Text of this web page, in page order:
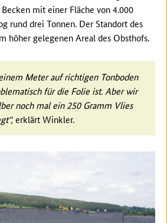
mit einer Fläche von 4.000
rund drei Tonnen. Der Standort des
höher gelegenen Areal des Obsthofs.
Meter auf richtigen Tonboden
für die Folie ist. Aber wir
noch mal ein 250 Gramm Vlies
erklärt Winkler.